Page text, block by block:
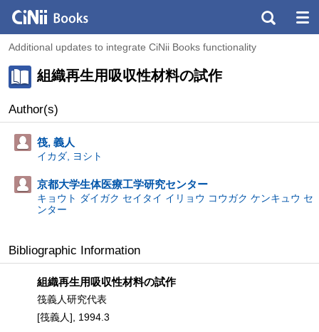
Additional updates to integrate CiNii Books functionality
組織再生用吸収性材料の試作
Author(s)
筏, 義人
イカダ, ヨシト
京都大学生体医療工学研究センター
キョウト ダイガク セイタイ イリョウ コウガク ケンキュウ セ
ンター
Bibliographic Information
組織再生用吸収性材料の試作
筏義人研究代表
[筏義人], 1994.3